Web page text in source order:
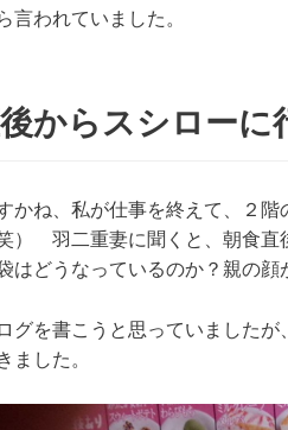
言われていました。
からスシローに
かね、私が仕事を終えて、２
） 羽二重妻に聞くと、朝食直
はどうなっているのか？親の顔
グを書こうと思っていましたが
ました。